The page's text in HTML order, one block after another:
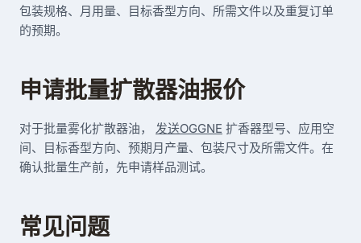
包装规格、月用量、目标香型方向、所需文件以及重复订单
的预期。
申请批量扩散器油报价
对于批量雾化扩散器油， 发送OGGNE 扩香器型号、应用空
间、目标香型方向、预期月产量、包装尺寸及所需文件。在
确认批量生产前，先申请样品测试。
常见问题